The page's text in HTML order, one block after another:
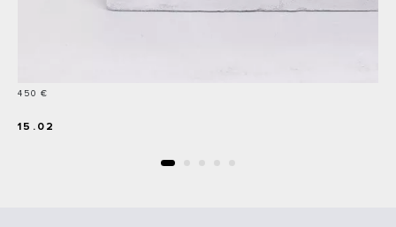
Prix
450 €
15.02